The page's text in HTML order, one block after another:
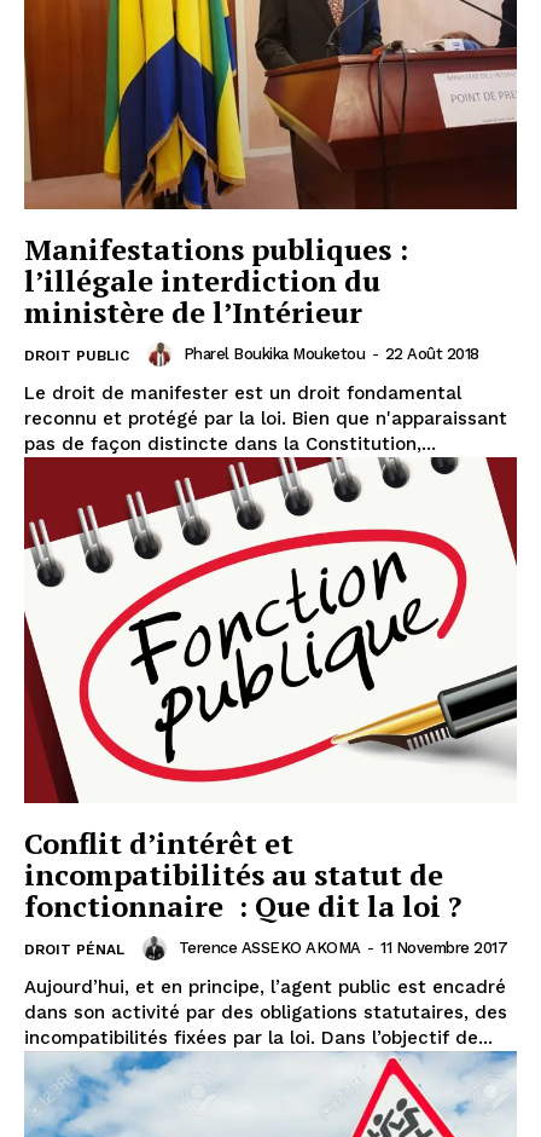
Manifestations publiques :
l’illégale interdiction du
ministère de l’Intérieur
DROIT PUBLIC Pharel Boukika Mouketou - 22 Août 2018
Le droit de manifester est un droit fondamental
reconnu et protégé par la loi. Bien que n'apparaissant
pas de façon distincte dans la Constitution,...
Conflit d’intérêt et
incompatibilités au statut de
fonctionnaire : Que dit la loi ?
DROIT PÉNAL Terence ASSEKO AKOMA - 11 Novembre 2017
Aujourd’hui, et en principe, l’agent public est encadré
dans son activité par des obligations statutaires, des
incompatibilités fixées par la loi. Dans l’objectif de...